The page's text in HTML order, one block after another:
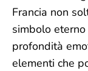
Francia non
simbolo eterno
profondità
elementi che